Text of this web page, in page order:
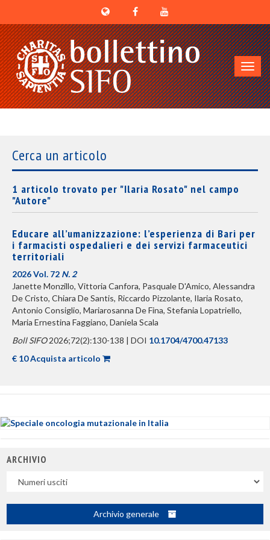
Cerca un articolo
1 articolo trovato per "Ilaria Rosato" nel campo
"Autore"
Educare all’umanizzazione: l’esperienza di Bari per
i farmacisti ospedalieri e dei servizi farmaceutici
territoriali
2026 Vol. 72 N. 2
Janette Monzillo, Vittoria Canfora, Pasquale D'Amico, Alessandra
De Cristo, Chiara De Santis, Riccardo Pizzolante, Ilaria Rosato,
Antonio Consiglio, Mariarosanna De Fina, Stefania Lopatriello,
Maria Ernestina Faggiano, Daniela Scala
Boll SIFO2026;72(2):130-138 | DOI 10.1704/4700.47133
€ 10 Acquista articolo
ARCHIVIO
Archivio generale